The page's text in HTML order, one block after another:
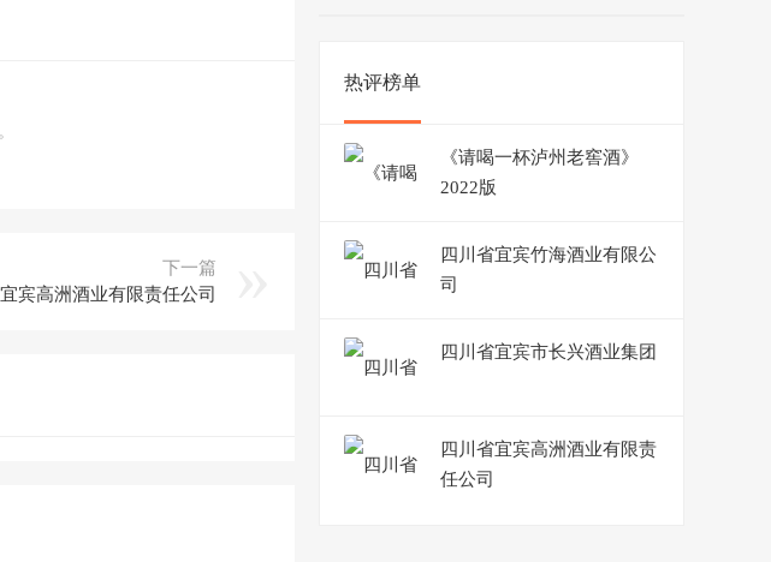
下一篇
宾高洲酒业有限责任公司
热评榜单
《请喝一杯泸州老窖酒》
2022版
四川省宜宾竹海酒业有限公
司
四川省宜宾市长兴酒业集团
四川省宜宾高洲酒业有限责
任公司